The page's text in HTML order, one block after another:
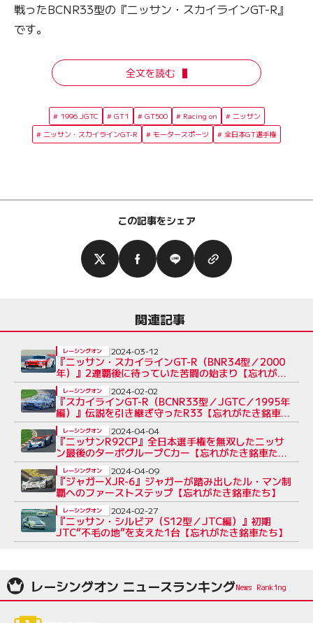
戦ったBCNR33型の『ニッサン・スカイラインGT-R』
です。
全文を読む
1996 JGTC GT1 GT500 Racing on
ニッサン
ニッサン・スカイラインGT-R
モータースポーツ 全日本GT選手権
この記事をシェア
関連記事
『ニッサン・スカイラインGT-R（BNR34型／2000
年）』2連覇後に待っていた苦闘の始まり【忘れがた
き銘車たち】
レーシングオン 2024-03-12
『スカイラインGT-R（BCNR33型／JGTC／1995年
編）』伝説を引き継ぎ守ったR33【忘れがたき銘車た
ち】
レーシングオン 2024-02-02
『ニッサンR92CP』全日本選手権を無双したニッサ
ン最後のターボグループCカー【忘れがたき銘車た
ち】
レーシングオン 2024-04-04
『ジャガーXJR-6』ジャガーが踏み出したル・マン制
覇へのファーストステップ【忘れがたき銘車たち】
レーシングオン 2024-04-09
『ニッサン・シルビア（S12型／JTC編）』初期
JTC“不毛の地”を支えた1台【忘れがたき銘車たち】
レーシングオン 2024-02-27
レーシングオン ニュースランキング